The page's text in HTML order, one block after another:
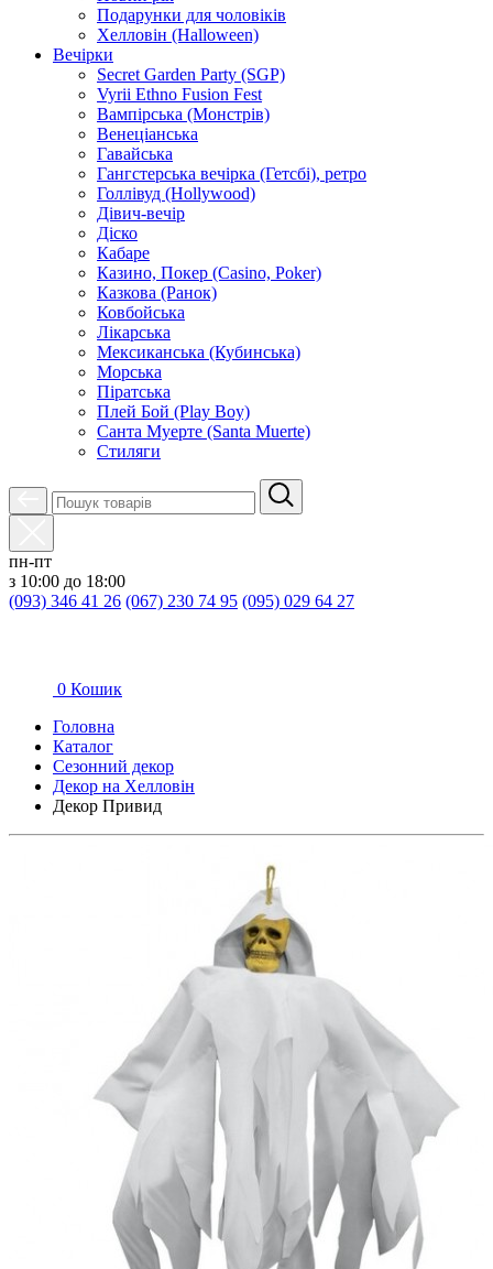
Подарунки для чоловіків
Хелловін (Halloween)
Вечірки
Secret Garden Party (SGP)
Vyrii Ethno Fusion Fest
Вампірська (Монстрів)
Венеціанська
Гавайська
Гангстерська вечірка (Гетсбі), ретро
Голлівуд (Hollywood)
Дівич-вечір
Діско
Кабаре
Казино, Покер (Casino, Poker)
Казкова (Ранок)
Ковбойська
Лікарська
Мексиканська (Кубинська)
Морська
Піратська
Плей Бой (Play Boy)
Санта Муерте (Santa Muerte)
Стиляги
пн-пт
з 10:00 до 18:00
(093) 346 41 26 (067) 230 74 95 (095) 029 64 27
0 Кошик
Головна
Каталог
Сезонний декор
Декор на Хелловін
Декор Привид